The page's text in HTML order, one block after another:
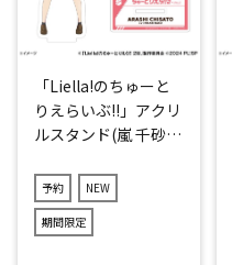
「Liella!のちゅーと
りえらいぶ!!」アクリ
ルスタンド(嵐 千砂
予約 NEW
期間限定